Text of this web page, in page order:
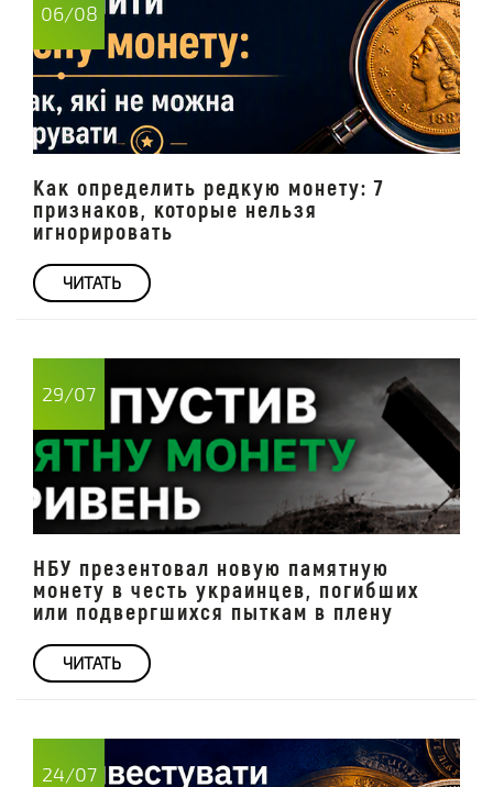
06/08
Как определить редкую монету: 7
признаков, которые нельзя
игнорировать
ЧИТАТЬ
29/07
НБУ презентовал новую памятную
монету в честь украинцев, погибших
или подвергшихся пыткам в плену
ЧИТАТЬ
24/07